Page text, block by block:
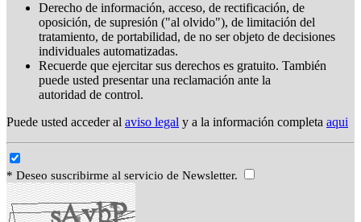
Derecho de información, acceso, de rectificación, de
oposición, de supresión ("al olvido"), de limitación del
tratamiento, de portabilidad, de no ser objeto de decisiones
individuales automatizadas.
Recuerde que ejercitar sus derechos es gratuito. También
puede usted presentar una reclamación ante la
autoridad de control.
Puede usted acceder al aviso legal y a la información completa aqui
* Deseo suscribirme al servicio de Newsletter.